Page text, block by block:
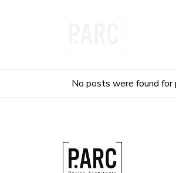
No posts were found for